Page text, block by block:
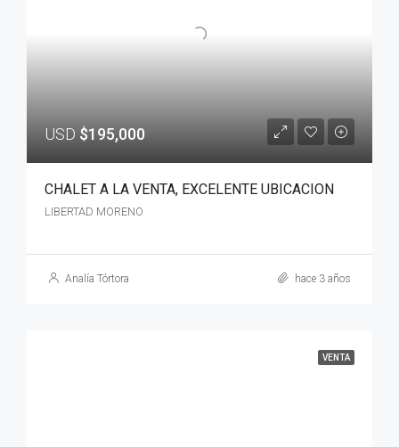
USD $195,000
CHALET A LA VENTA, EXCELENTE UBICACION
LIBERTAD MORENO
Analía Tórtora hace 3 años
VENTA